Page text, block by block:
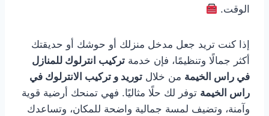
الوقت.
إذا كنت تريد جعل مدخل منزلك أو حوشك أو حديقتك
أكثر جمالًا وتنظيمًا، فإن خدمة تركيب انترلوك للمنازل
في راس الخيمة من خلال توريد و تركيب الانترلوك في
راس الخيمة توفر لك حلًا مثاليًا. فهي تمنحك أرضية قوية
وآمنة، وتضيف لمسة جمالية واضحة للمكان، وتساعدك